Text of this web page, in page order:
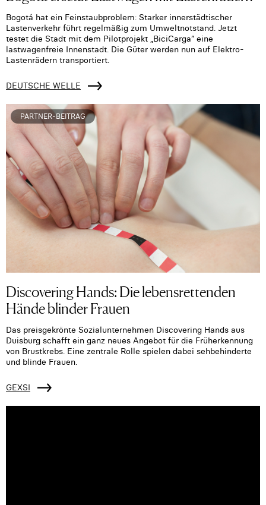
Bogotá hat ein Feinstaubproblem: Starker innerstädtischer
Lastenverkehr führt regelmäßig zum Umweltnotstand. Jetzt
testet die Stadt mit dem Pilotprojekt „BiciCarga“ eine
lastwagenfreie Innenstadt. Die Güter werden nun auf Elektro-
Lastenrädern transportiert.
DEUTSCHE WELLE
PARTNER-BEITRAG
Discovering Hands: Die lebensrettenden
Hände blinder Frauen
Das preisgekrönte Sozialunternehmen Discovering Hands aus
Duisburg schafft ein ganz neues Angebot für die Früherkennung
von Brustkrebs. Eine zentrale Rolle spielen dabei sehbehinderte
und blinde Frauen.
GEXSI